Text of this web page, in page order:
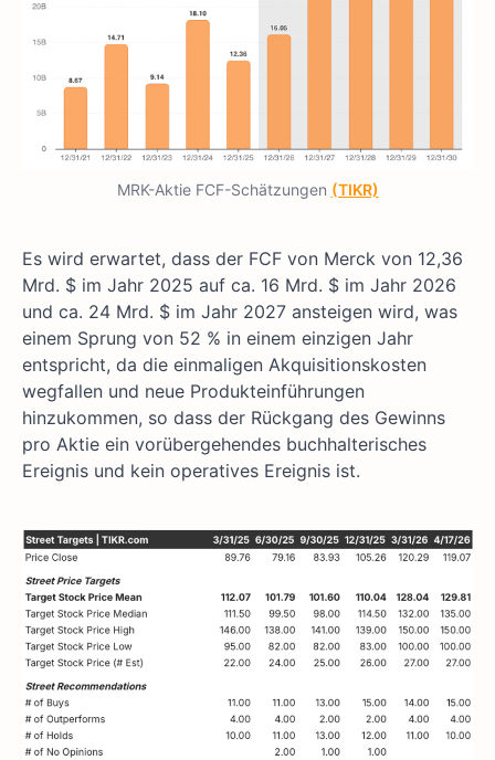
MRK-Aktie FCF-Schätzungen (TIKR)
Es wird erwartet, dass der FCF von Merck von 12,36
Mrd. $ im Jahr 2025 auf ca. 16 Mrd. $ im Jahr 2026
und ca. 24 Mrd. $ im Jahr 2027 ansteigen wird, was
einem Sprung von 52 % in einem einzigen Jahr
entspricht, da die einmaligen Akquisitionskosten
wegfallen und neue Produkteinführungen
hinzukommen, so dass der Rückgang des Gewinns
pro Aktie ein vorübergehendes buchhalterisches
Ereignis und kein operatives Ereignis ist.